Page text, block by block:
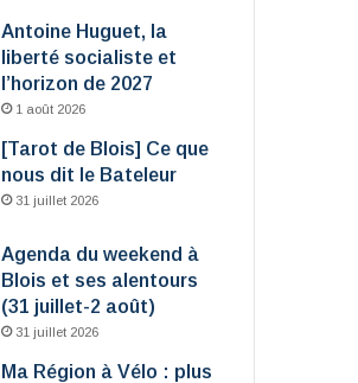
Antoine Huguet, la
liberté socialiste et
l’horizon de 2027
1 août 2026
[Tarot de Blois] Ce que
nous dit le Bateleur
31 juillet 2026
Agenda du weekend à
Blois et ses alentours
(31 juillet-2 août)
31 juillet 2026
Ma Région à Vélo : plus